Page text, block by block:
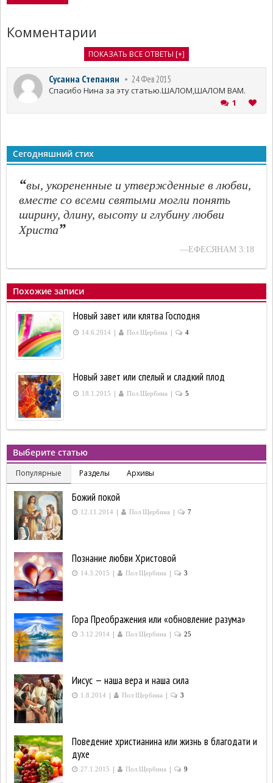
Комментарии
ПОКАЗАТЬ ВСЕ ОТВЕТЫ [+]
Сусанна Степанян 24 Фев 2015
Cпасибо Нина за эту статью.ШАЛОМ,ШАЛОМ ВАМ.
1
Сегодняшний стих
“вы, укорененные и утвержденные в любви,
вместе со всеми святыми могли понять
ширину, длину, высоту и глубину любви
Христа”
—ЕФЕСЯНАМ 3:18
Похожие записи
Новый завет или клятва Господня
14.6.2014 | Пол Щербина | 4
Новый завет или спелый и сладкий плод
18.1.2015 | Пол Щербина | 5
Выберите статью
Популярные Разделы Архивы
Божий покой
12.11.2014 | Пол Щербина | 7
Познание любви Христовой
14.3.2015 | Пол Щербина | 3
Гора Преображения или «обновление разума»
3.12.2014 | Пол Щербина | 25
Иисус — наша вера и наша сила
1.8.2014 | Пол Щербина | 3
Поведение христианина или жизнь в благодати и
духе
27.1.2015 | Пол Щербина | 9